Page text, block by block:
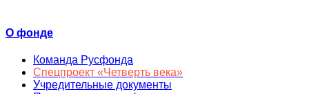
О фонде
Команда Русфонда
Спецпроект «Четверть века»
Учредительные документы